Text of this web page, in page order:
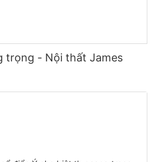
trọng - Nội thất James